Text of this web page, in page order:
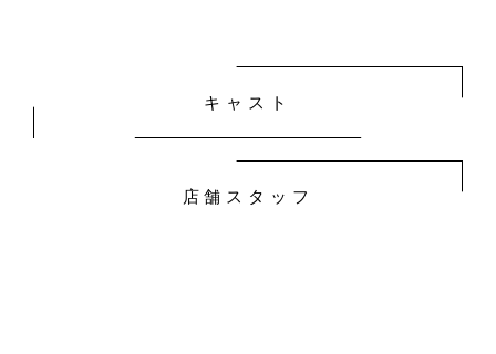
キャスト
店舗スタッフ